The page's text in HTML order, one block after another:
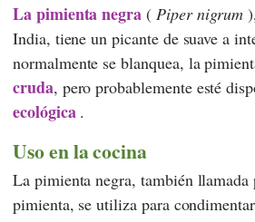
La pimientanegra ( Piper nigrum
India, tiene un picante de suave a
normalmente se blanquea, la
cruda, pero probablemente esté
ecológica.
Uso en la cocina
La pimienta negra, también
pimienta, se utiliza para